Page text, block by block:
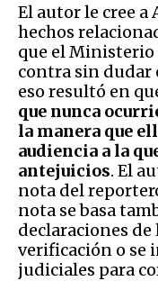
El autor le cree a
hechos
que el Ministerio
contra sin dudar
eso resultó en
que nunca
la manera que
audiencia a la
antejuicios. El
nota del
nota se basa
declaraciones
verificación o se
judiciales para